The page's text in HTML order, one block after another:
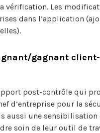
vérification. Les
dans l’application
gagnant client-
post-contrôle qui
d’entreprise pour la
aussi une sensibilisation
soin de leur outil de